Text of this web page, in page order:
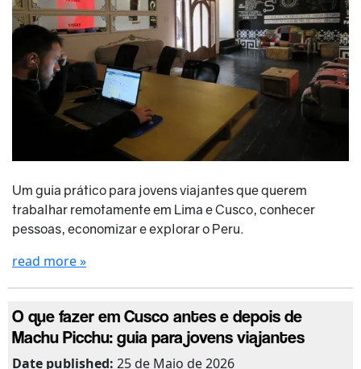
Um guia prático para jovens viajantes que querem
trabalhar remotamente em Lima e Cusco, conhecer
pessoas, economizar e explorar o Peru.
read more »
O que fazer em Cusco antes e depois de
Machu Picchu: guia para jovens viajantes
Date published: 25 de Maio de 2026